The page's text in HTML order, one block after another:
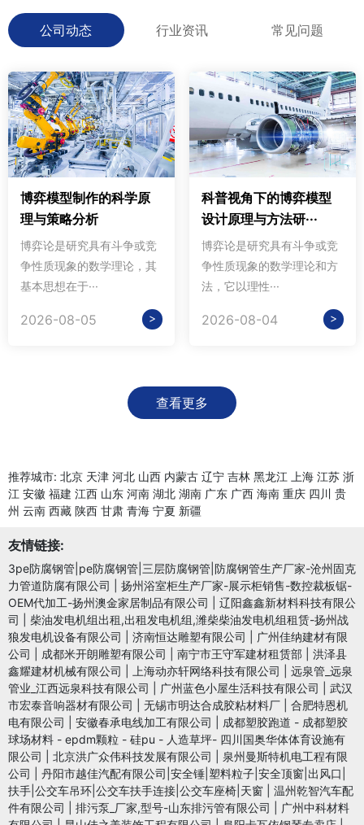
公司动态 行业资讯 常见问题
博弈模型制作的科学原
理与策略分析
博弈论是研究具有斗争或竞
争性质现象的数学理论，其
基本思想在于···
2026-08-05 >
科普视角下的博弈模型
设计原理与方法研···
博弈论是研究具有斗争或竞
争性质现象的数学理论和方
法，它以理性···
2026-08-04 >
查看更多
推荐城市: 北京 天津 河北 山西 内蒙古 辽宁 吉林 黑龙江 上海 江苏 浙
江 安徽 福建 江西 山东 河南 湖北 湖南 广东 广西 海南 重庆 四川 贵
州 云南 西藏 陕西 甘肃 青海 宁夏 新疆
友情链接:
3pe防腐钢管|pe防腐钢管|三层防腐钢管|防腐钢管生产厂家-沧州固克
力管道防腐有限公司
扬州浴室柜生产厂家-展示柜销售-数控裁板锯-
OEM代加工-扬州澳金家居制品有限公司
辽阳鑫鑫新材料科技有限公
司
柴油发电机组出租,出租发电机组,潍柴柴油发电机组租赁-扬州战
狼发电机设备有限公司
济南恒达雕塑有限公司
广州佳纳建材有限
公司
成都米开朗雕塑有限公司 南宁市王守军建材租赁部
洪泽县
鑫耀建材机械有限公司
上海动亦轩网络科技有限公司
远泉管_远泉
管业_江西远泉科技有限公司
广州蓝色小屋生活科技有限公司
武汉
市宏泰音响器材有限公司
无锡市明达合成胶粘材料厂
合肥特恩机
电有限公司
安徽春承电线加工有限公司
成都塑胶跑道 - 成都塑胶
球场材料 - epdm颗粒 - 硅pu - 人造草坪- 四川国奥华体体育设施有
限公司
北京洪广众伟科技发展有限公司
泉州曼斯特机电工程有限
公司
丹阳市越佳汽配有限公司|安全锤|塑料粒子|安全顶窗|出风口|
扶手|公交车吊环|公交车扶手连接|公交车座椅|天窗
温州乾智汽车配
件有限公司
排污泵_厂家,型号-山东排污管有限公司
广州中科材料